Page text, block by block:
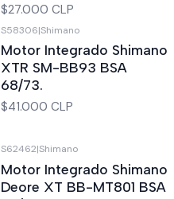
$27.000 CLP
S58306|Shimano
Motor Integrado Shimano
XTR SM-BB93 BSA
68/73.
$41.000 CLP
Out of stock
S62462|Shimano
Motor Integrado Shimano
Deore XT BB-MT801 BSA